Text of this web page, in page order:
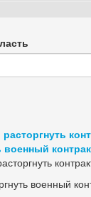
военный
военный